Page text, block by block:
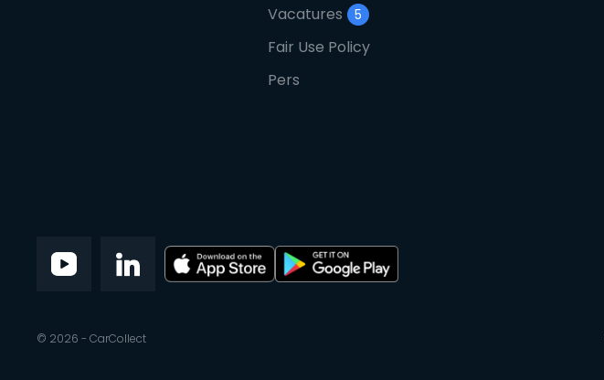
Vacatures
5
Fair Use Policy
Pers
© 2026 - CarCollect